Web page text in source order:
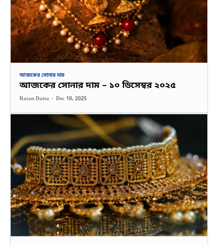
আজকের সোনার দাম
আজকের সোনার দাম – ১০ ডিসেম্বর ২০২৫
Ratan Datta - Dec 10, 2025